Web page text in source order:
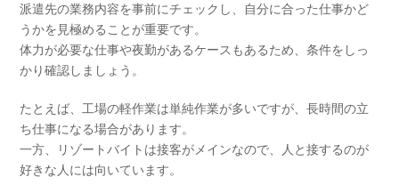
派遣先の業務内容を事前にチェックし、自分に合った仕事かど
うかを見極めることが重要です。
体力が必要な仕事や夜勤があるケースもあるため、条件をしっ
かり確認しましょう。
たとえば、工場の軽作業は単純作業が多いですが、長時間の立
ち仕事になる場合があります。
一方、リゾートバイトは接客がメインなので、人と接するのが
好きな人には向いています。